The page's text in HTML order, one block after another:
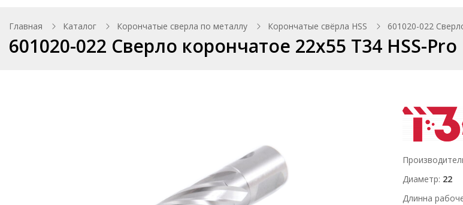
Главная Каталог Корончатые сверла по металлу Корончатые свёрла HSS 601020-022
601020-022 Сверло корончатое 22х55 T34 HSS-Pro
Диаметр 22
Длинна